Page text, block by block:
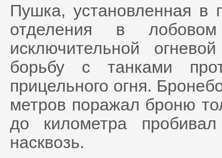
Пушка, установленная в
отделения в
исключительной
борьбу с танками
прицельного огня.
метров поражал броню
до километра
насквозь.